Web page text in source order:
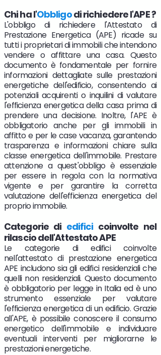
Chi ha l'Obbligodi richiedere l'APE ?
L'obbligo di richiedere l'Attestato di
Prestazione Energetica (APE) ricade su
tutti i proprietari di immobili che intendono
vendere o affittare una casa. Questo
documento è fondamentale per fornire
informazioni dettagliate sulle prestazioni
energetiche dell'edificio, consentendo ai
potenziali acquirenti o inquilini di valutare
l'efficienza energetica della casa prima di
prendere una decisione. Inoltre, l'APE è
obbligatorio anche per gli immobili in
affitto e per le case vacanza, garantendo
trasparenza e informazioni chiare sulla
classe energetica dell'immobile. Prestare
attenzione a quest'obbligo è essenziale
per essere in regola con la normativa
vigente e per garantire la corretta
valutazione dell'efficienza energetica del
proprio immobile.
Categorie di edifici coinvolte nel
rilascio dell'Attestato APE
Le categorie di edifici coinvolte
nell'attestato di prestazione energetica
APE includono sia gli edifici residenziali che
quelli non residenziali. Questo documento
è obbligatorio per legge in Italia ed è uno
strumento essenziale per valutare
l'efficienza energetica di un edificio. Grazie
all'APE, è possibile conoscere il consumo
energetico dell'immobile e individuare
eventuali interventi per migliorarne le
prestazioni energetiche.